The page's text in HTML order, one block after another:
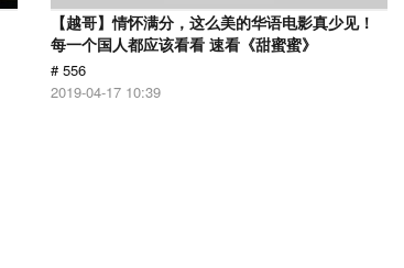
【越哥】情怀满分，这么美的华语电影真少见！
每一个国人都应该看看 速看《甜蜜蜜》
# 556
2019-04-17 10:39